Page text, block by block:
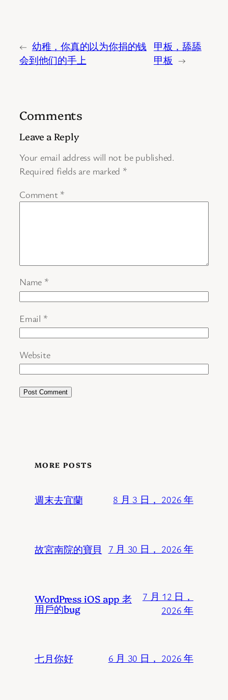
← 幼稚，你真的以为你捐的钱
会到他们的手上
甲板，舔舔
甲板 →
Comments
Leave a Reply
Your email address will not be published.
Required fields are marked *
Comment *
Name *
Email *
Website
MORE POSTS
週末去宜蘭 8 月 3 日， 2026 年
故宮南院的寶貝 7 月 30 日， 2026 年
WordPress iOS app 老
用戶的bug
7 月 12 日，
2026 年
七月你好 6 月 30 日， 2026 年